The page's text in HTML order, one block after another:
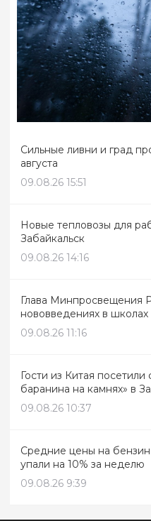
Сильные ливни и град
августа
09.08.26 15:51
Новые тепловозы для
Забайкальск
09.08.26 14:16
Глава Минпросвещения
нововведениях в школах
09.08.26 11:16
Гости из Китая посетили
баранина на камнях» в
09.08.26 10:37
Средние цены на
упали на 10% за неделю
09.08.26 9:39